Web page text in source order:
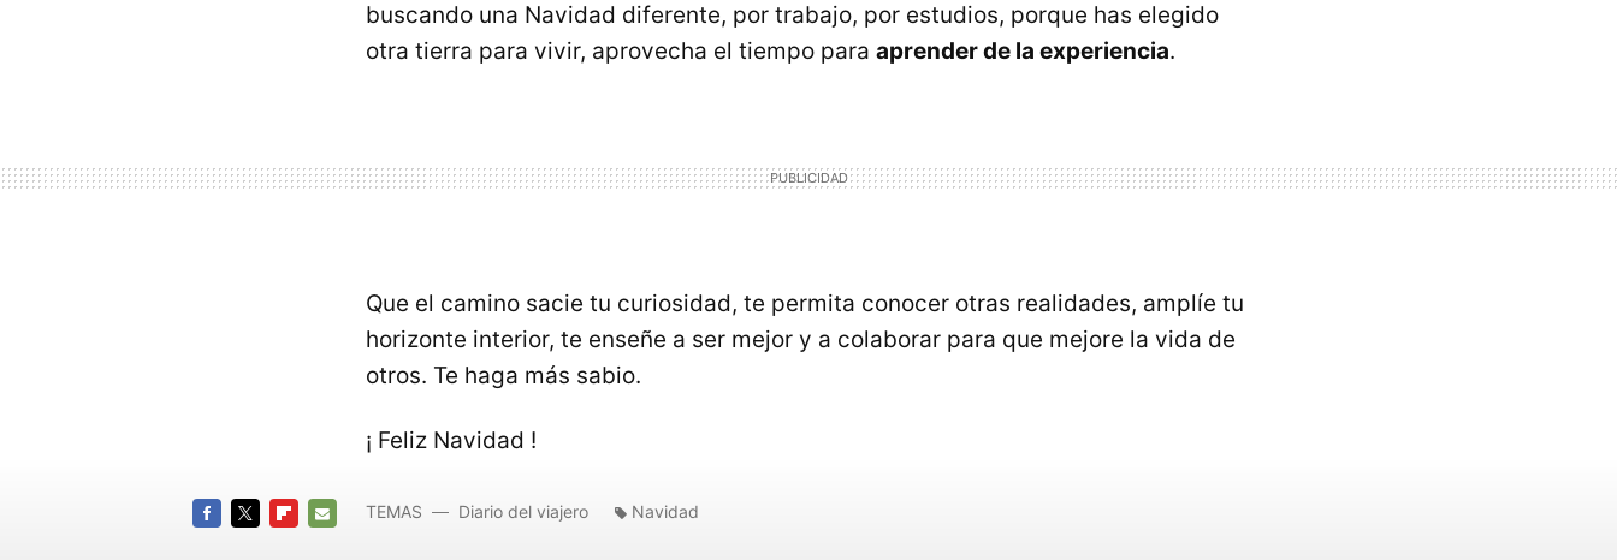
buscando una Navidad diferente, por trabajo, por estudios, porque has elegido
otra tierra para vivir, aprovecha el tiempo para aprender de la experiencia.
Que el camino sacie tu curiosidad, te permita conocer otras realidades, amplíe tu
horizonte interior, te enseñe a ser mejor y a colaborar para que mejore la vida de
otros. Te haga más sabio.
¡ Feliz Navidad !
TEMAS Diario del viajero Navidad